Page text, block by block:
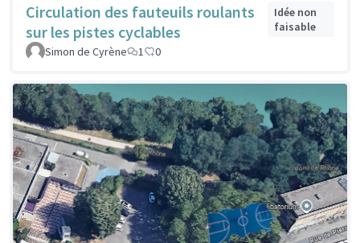
Circulation des fauteuils roulants
sur les pistes cyclables
Idée non
faisable
Simon de Cyrène
1 0